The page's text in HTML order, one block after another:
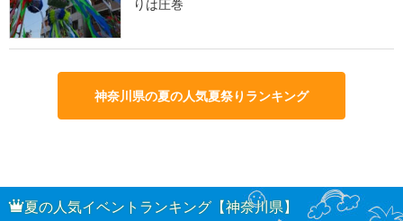
りは圧巻
神奈川県の夏の人気夏祭りランキング
夏の人気イベントランキング【神奈川県】